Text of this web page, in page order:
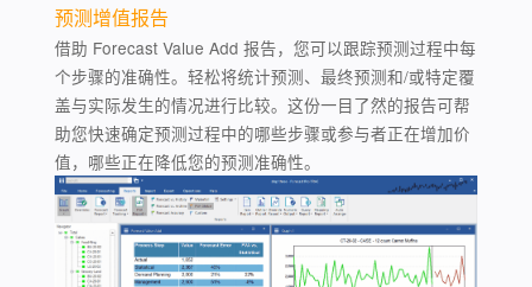
预测增值报告
借助 Forecast Value Add 报告，您可以跟踪预测过程中每
个步骤的准确性。轻松将统计预测、最终预测和/或特定覆
盖与实际发生的情况进行比较。这份一目了然的报告可帮
助您快速确定预测过程中的哪些步骤或参与者正在增加价
值，哪些正在降低您的预测准确性。